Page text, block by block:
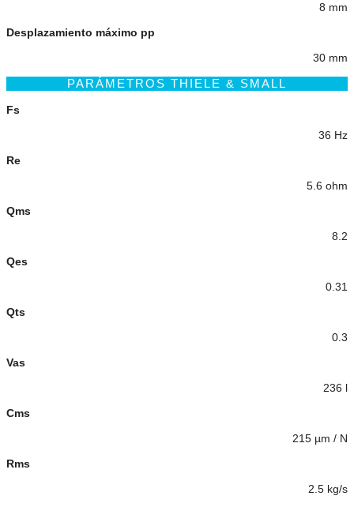
8 mm
Desplazamiento máximo pp
30 mm
PARÁMETROS THIELE & SMALL
Fs
36 Hz
Re
5.6 ohm
Qms
8.2
Qes
0.31
Qts
0.3
Vas
236 l
Cms
215 µm / N
Rms
2.5 kg/s